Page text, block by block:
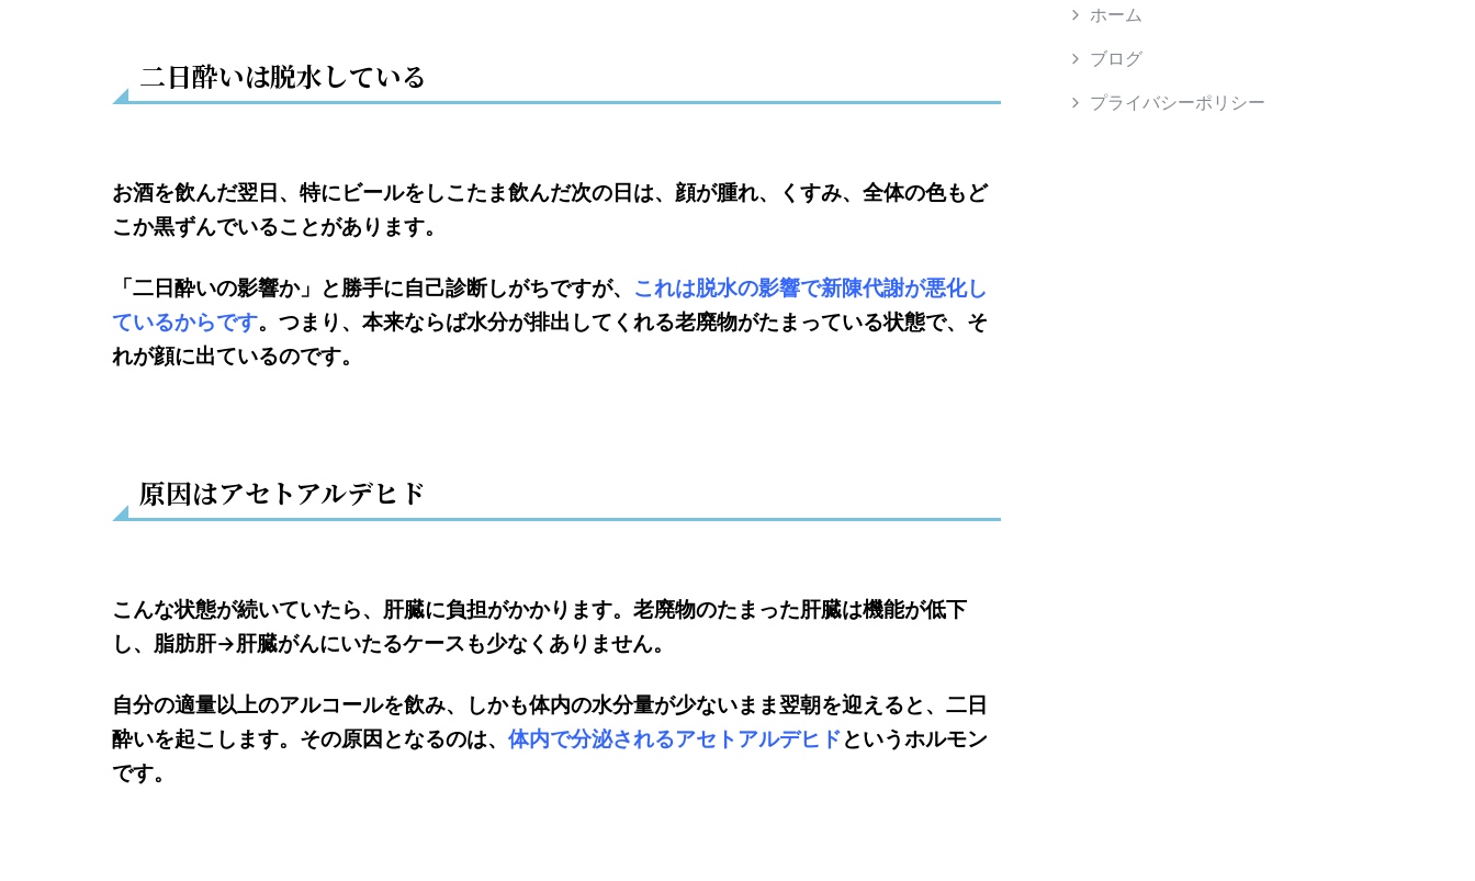
二日酔いは脱水している
お酒を飲んだ翌日、特にビールをしこたま飲んだ次の日は、顔が腫れ、くすみ、全体の色もど
こか黒ずんでいることがあります。
「二日酔いの影響か」と勝手に自己診断しがちですが、 これは脱水の影響で新陳代謝が悪化し
ているからです。つまり、本来ならば水分が排出してくれる老廃物がたまっている状態で、そ
れが顔に出ているのです。
原因はアセトアルデヒド
こんな状態が続いていたら、肝臓に負担がかかります。老廃物のたまった肝臓は機能が低下
し、脂肪肝→肝臓がんにいたるケースも少なくありません。
自分の適量以上のアルコールを飲み、しかも体内の水分量が少ないまま翌朝を迎えると、二日
酔いを起こします。その原因となるのは、 体内で分泌されるアセトアルデヒドというホルモン
です。
ホーム
ブログ
プライバシーポリシー